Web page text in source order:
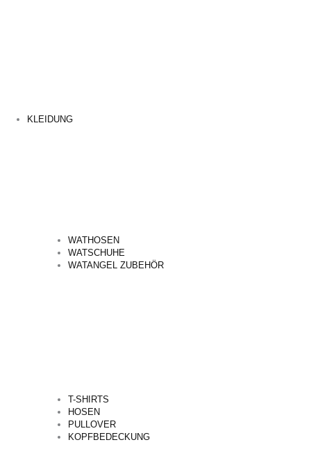
KLEIDUNG
WATHOSEN
WATSCHUHE
WATANGEL ZUBEHÖR
T-SHIRTS
HOSEN
PULLOVER
KOPFBEDECKUNG